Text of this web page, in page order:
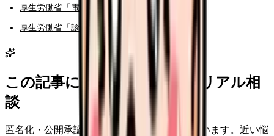
厚生労働省「電子カルテ情報共有サービス」
厚生労働省「診療報酬関連情報」
この記事に近い看護師さんのリアル相
談
匿名化・公開承認済みの本音だけを表示しています。近い悩